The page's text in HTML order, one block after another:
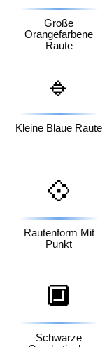
Große
Orangefarbene
Raute
🔹
Kleine Blaue Raute
💠
Rautenform Mit
Punkt
🔲
Schwarze